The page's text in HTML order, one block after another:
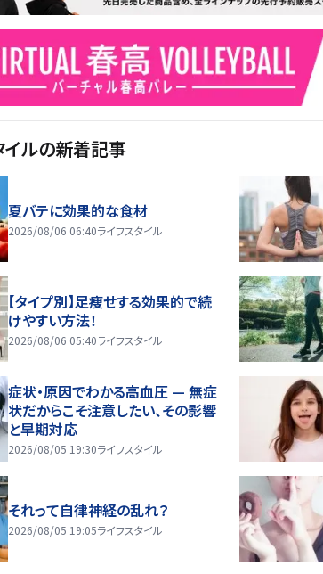
イルの新着記事
夏バテに効果的な食材
2026/08/06 06:40ライフスタイル
【タイプ別】足痩せする効果的で続
けやすい方法！
2026/08/06 05:40ライフスタイル
症状・原因でわかる高血圧 — 無症
状だからこそ注意したい、その影響
と早期対応
2026/08/05 19:30ライフスタイル
それって自律神経の乱れ？
2026/08/05 19:05ライフスタイル